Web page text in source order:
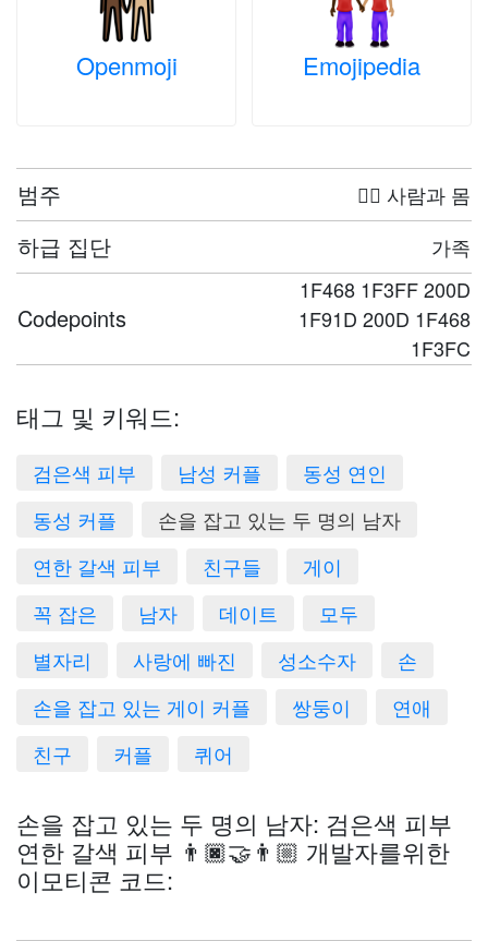
Openmoji Emojipedia
범주 🤦‍♀️ 사람과 몸
하급 집단 가족
Codepoints
1F468 1F3FF 200D
1F91D 200D 1F468
1F3FC
태그 및 키워드:
검은색 피부 남성 커플
동성 연인
동성 커플
손을 잡고 있는 두 명의 남자
연한 갈색 피부
친구들
게이
꼭 잡은
남자 데이트
모두
별자리
사랑에 빠진 성소수자
손
손을 잡고 있는 게이 커플
쌍둥이
연애
친구
커플 퀴어
손을 잡고 있는 두 명의 남자: 검은색 피부
연한 갈색 피부 👨🏿‍🤝‍👨🏼 개발자를위한
이모티콘 코드: